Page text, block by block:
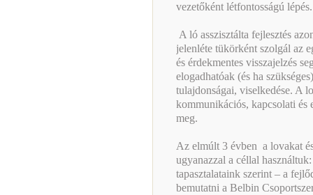
vezetőként létfontosságú lépés.
A ló asszisztálta fejlesztés
jelenléte tükörként szolgál az
és érdekmentes visszajelzés
elogadhatóak (és ha
tulajdonságai, viselkedése. A
kommunikációs, kapcsolati és
meg.
Az elmúlt 3 évben a lovakat
ugyanazzal a céllal
tapasztalataink szerint – a
bemutatni a Belbin